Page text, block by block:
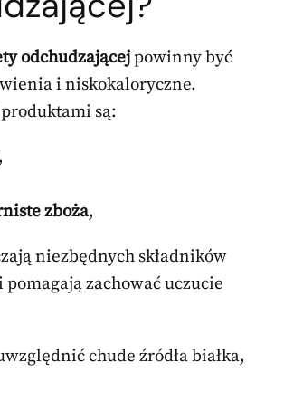
odchudzającejpowinny być
i niskokaloryczne.
są:
zboża,
niezbędnych składników
pomagają zachować uczucie
chude źródła białka,